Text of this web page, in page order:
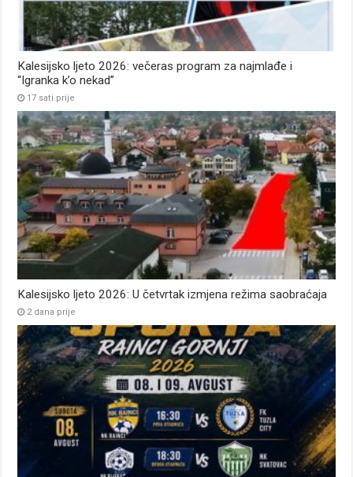
Kalesijsko ljeto 2026: večeras program za najmlađe i
“Igranka k’o nekad”
17 sati prije
Kalesijsko ljeto 2026: U četvrtak izmjena režima saobraćaja
2 dana prije